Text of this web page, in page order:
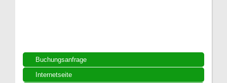
Buchungsanfrage
Internetseite